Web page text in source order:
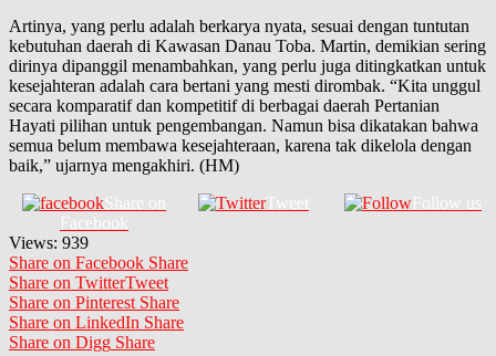
Artinya, yang perlu adalah berkarya nyata, sesuai dengan tuntutan
kebutuhan daerah di Kawasan Danau Toba. Martin, demikian sering
dirinya dipanggil menambahkan, yang perlu juga ditingkatkan untuk
kesejahteran adalah cara bertani yang mesti dirombak. “Kita unggul
secara komparatif dan kompetitif di berbagai daerah Pertanian
Hayati pilihan untuk pengembangan. Namun bisa dikatakan bahwa
semua belum membawa kesejahteraan, karena tak dikelola dengan
baik,” ujarnya mengakhiri. (HM)
Share on
Facebook
Tweet Follow us
Views: 939
Share on Facebook Share
Share on TwitterTweet
Share on Pinterest Share
Share on LinkedIn Share
Share on Digg Share